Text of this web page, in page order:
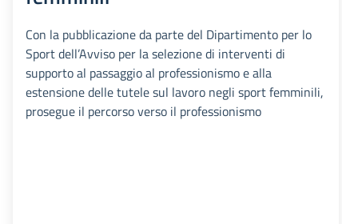
Con la pubblicazione da parte del Dipartimento per lo
Sport dell’Avviso per la selezione di interventi di
supporto al passaggio al professionismo e alla
estensione delle tutele sul lavoro negli sport femminili,
prosegue il percorso verso il professionismo